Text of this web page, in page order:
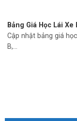
Bảng Giá Học Lái
Cập nhật bảng giá
B,...